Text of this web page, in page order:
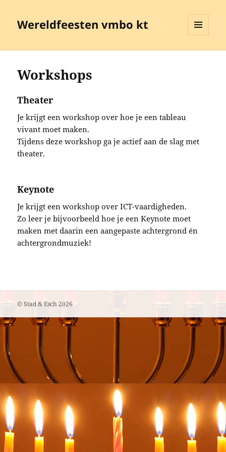
Wereldfeesten vmbo kt
EN
Workshops
Theater
Je krijgt een workshop over hoe je een tableau
vivant moet maken.
Tijdens deze workshop ga je actief aan de slag met
theater.
Keynote
Je krijgt een workshop over ICT-vaardigheden.
Zo leer je bijvoorbeeld hoe je een Keynote moet
maken met daarin een aangepaste achtergrond én
achtergrondmuziek!
©Stad & Esch 2026